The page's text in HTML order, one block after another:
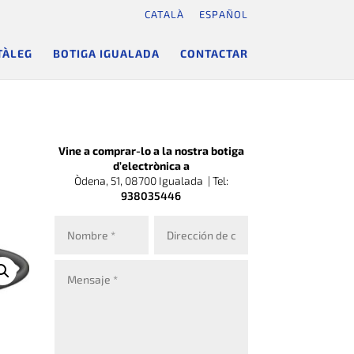
CATALÀ ESPAÑOL
BOTIGA IGUALADA CONTACTAR
Vine a comprar-lo a la nostra botiga
d’electrònica a
Òdena, 51, 08700 Igualada | Tel:
938035446